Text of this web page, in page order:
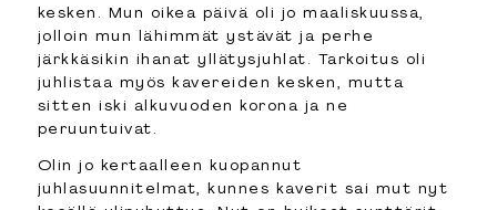
kesken. Mun oikea päivä oli jo maaliskuussa,
jolloin mun lähimmät ystävät ja perhe
järkkäsikin ihanat yllätysjuhlat. Tarkoitus oli
juhlistaa myös kavereiden kesken, mutta
sitten iski alkuvuoden korona ja ne
peruuntuivat.
Olin jo kertaalleen kuopannut
juhlasuunnitelmat, kunnes kaverit sai mut nyt